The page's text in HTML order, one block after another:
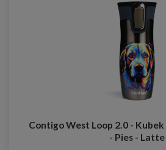
Contigo West Loop 2.0 -
- Pies - Latte